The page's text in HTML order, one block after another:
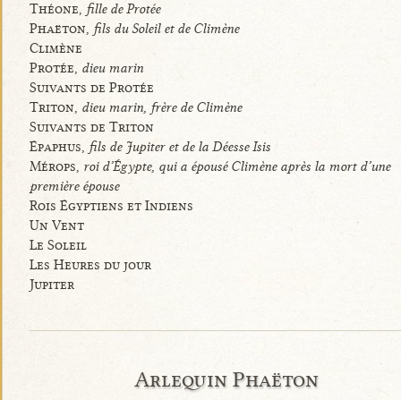
Théone, fille de Protée
Phaëton, fils du Soleil et de Climène
Climène
Protée, dieu marin
Suivants de Protée
Triton, dieu marin, frère de Climène
Suivants de Triton
Épaphus, fils de Jupiter et de la Déesse Isis
Mérops, roi d’Égypte, qui a épousé Climène après la mort d’une
première épouse
Rois Égyptiens et Indiens
Un Vent
Le Soleil
Les Heures du jour
Jupiter
Arlequin Phaëton